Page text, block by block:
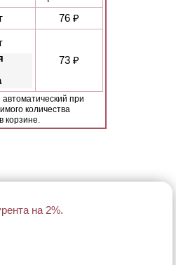
76 ₽
73 ₽
при
количества
корзине.
на 2%.